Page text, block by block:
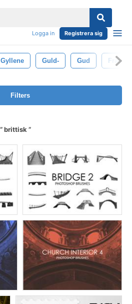
Logga in Registrera sig
Gyllene Guld- Gud Franska
Filters
brittisk